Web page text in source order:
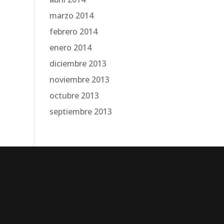
marzo 2014
febrero 2014
enero 2014
diciembre 2013
noviembre 2013
octubre 2013
septiembre 2013